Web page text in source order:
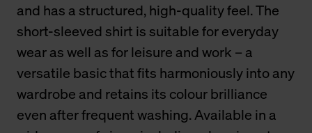
and has a structured, high-quality feel. The
short-sleeved shirt is suitable for everyday
wear as well as for leisure and work – a
versatile basic that fits harmoniously into any
wardrobe and retains its colour brilliance
even after frequent washing. Available in a